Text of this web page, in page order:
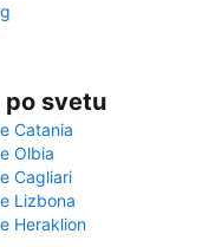
po svetu
Catania
Olbia
Cagliari
Lizbona
Heraklion